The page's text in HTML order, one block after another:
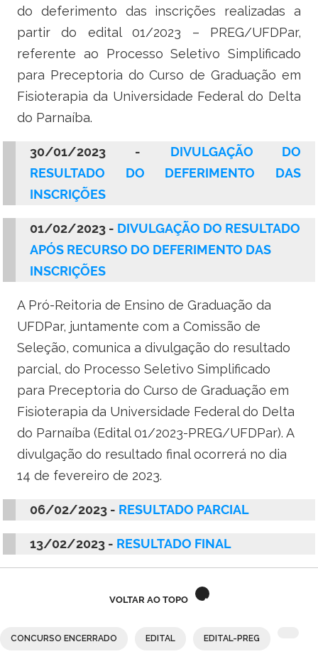
do deferimento das inscrições realizadas a
partir do edital 01/2023 – PREG/UFDPar,
referente ao Processo Seletivo Simplificado
para Preceptoria do Curso de Graduação em
Fisioterapia da Universidade Federal do Delta
do Parnaíba.
30/01/2023 -
DIVULGAÇÃO DO
RESULTADO DO DEFERIMENTO DAS
INSCRIÇÕES
01/02/2023 - DIVULGAÇÃO DO RESULTADO
APÓS RECURSO DO DEFERIMENTO DAS
INSCRIÇÕES
A Pró-Reitoria de Ensino de Graduação da
UFDPar, juntamente com a Comissão de
Seleção, comunica a divulgação do resultado
parcial, do Processo Seletivo Simplificado
para Preceptoria do Curso de Graduação em
Fisioterapia da Universidade Federal do Delta
do Parnaíba (Edital 01/2023-PREG/UFDPar). A
divulgação do resultado final ocorrerá no dia
14 de fevereiro de 2023.
06/02/2023 - RESULTADO PARCIAL
13/02/2023 - RESULTADO FINAL
VOLTAR AO TOPO
CONCURSO ENCERRADO EDITAL EDITAL-PREG